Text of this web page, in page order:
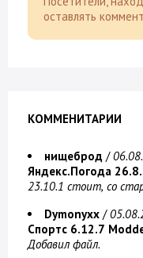
оставлять
КОММЕНИТАРИИ
нищеброд /
Яндекс.Погода
23.10.1 стоит, со
Dymonyxx /
Спортс 6.12.7
Добавил файл.